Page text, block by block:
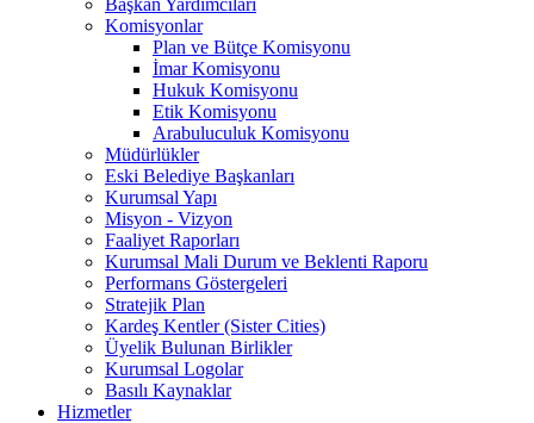
Başkan Yardımcıları
Komisyonlar
Plan ve Bütçe Komisyonu
İmar Komisyonu
Hukuk Komisyonu
Etik Komisyonu
Arabuluculuk Komisyonu
Müdürlükler
Eski Belediye Başkanları
Kurumsal Yapı
Misyon - Vizyon
Faaliyet Raporları
Kurumsal Mali Durum ve Beklenti Raporu
Performans Göstergeleri
Stratejik Plan
Kardeş Kentler (Sister Cities)
Üyelik Bulunan Birlikler
Kurumsal Logolar
Basılı Kaynaklar
Hizmetler